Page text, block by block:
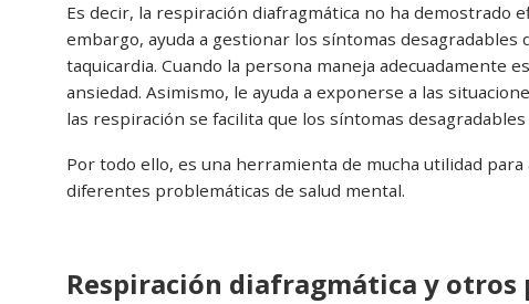
Es decir, la respiración diafragmática no ha demostrado
embargo, ayuda a gestionar los síntomas
taquicardia. Cuando la persona maneja adecuadamente
ansiedad. Asimismo, le ayuda a exponerse a las
las respiración se facilita que los síntomas
Por todo ello, es una herramienta de mucha utilidad
diferentes problemáticas de salud mental.
Respiración diafragmática y otros